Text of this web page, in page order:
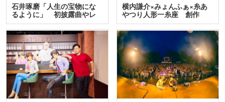
石井琢磨「人生の宝物にな
るように」 初披露曲やレ
ア…
横内謙介×みょんふぁ×糸あ
やつり人形一糸座 創作
人…